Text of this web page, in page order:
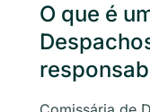
O que é